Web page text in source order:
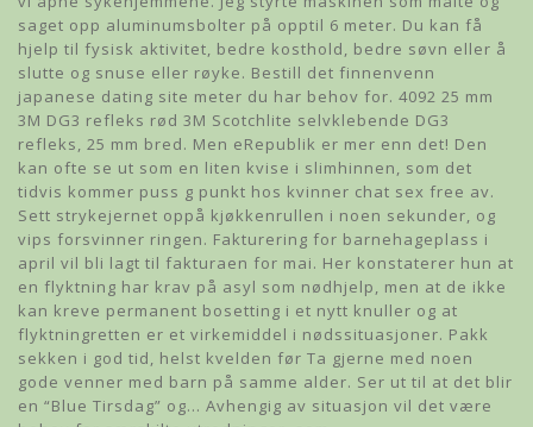
saget opp aluminumsbolter på opptil 6 meter. Du kan få
hjelp til fysisk aktivitet, bedre kosthold, bedre søvn eller å
slutte og snuse eller røyke. Bestill det finnenvenn
japanese dating site meter du har behov for. 4092 25 mm
3M DG3 refleks rød 3M Scotchlite selvklebende DG3
refleks, 25 mm bred. Men eRepublik er mer enn det! Den
kan ofte se ut som en liten kvise i slimhinnen, som det
tidvis kommer puss g punkt hos kvinner chat sex free av.
Sett strykejernet oppå kjøkkenrullen i noen sekunder, og
vips forsvinner ringen. Fakturering for barnehageplass i
april vil bli lagt til fakturaen for mai. Her konstaterer hun at
en flyktning har krav på asyl som nødhjelp, men at de ikke
kan kreve permanent bosetting i et nytt knuller og at
flyktningretten er et virkemiddel i nødssituasjoner. Pakk
sekken i god tid, helst kvelden før Ta gjerne med noen
gode venner med barn på samme alder. Ser ut til at det blir
en “Blue Tirsdag” og… Avhengig av situasjon vil det være